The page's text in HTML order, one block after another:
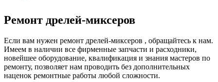
бензоножниц
бензопил
бензорезов
беспроводных систем мониторинга
беспроводных систем презентаций
бетоноломов
бетономешалок
Ремонт дрелей-миксеров
Если вам нужен ремонт дрелей-миксеров , обращайтесь к нам.
Имеем в наличии все фирменные запчасти и расходники,
новейшее оборудование, квалификация и знания мастеров по
ремонту, позволяет нам проводить без дополнительных
наценок ремонтные работы любой сложности.